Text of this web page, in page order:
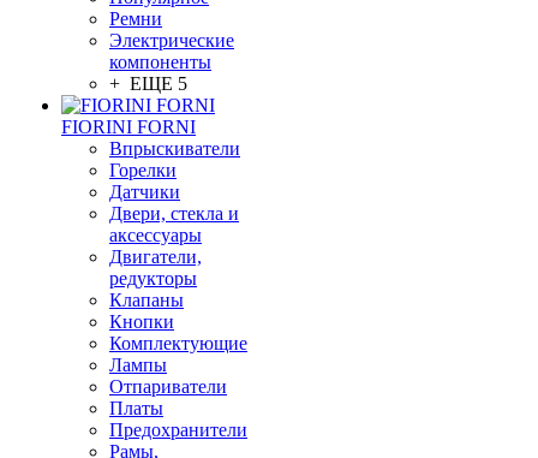
Ремни
Электрические
компоненты
+ ЕЩЕ 5
FIORINI FORNI
Впрыскиватели
Горелки
Датчики
Двери, стекла и
аксессуары
Двигатели,
редукторы
Клапаны
Кнопки
Комплектующие
Лампы
Отпариватели
Платы
Предохранители
Рамы,